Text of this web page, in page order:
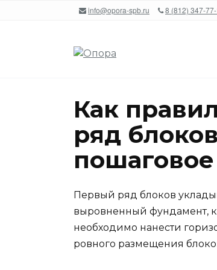
info@opora-spb.ru 8 (812) 347-
Как
ряд
Первый ряд блоков
выровненный фундамент,
необходимо нанести
ровного размещения